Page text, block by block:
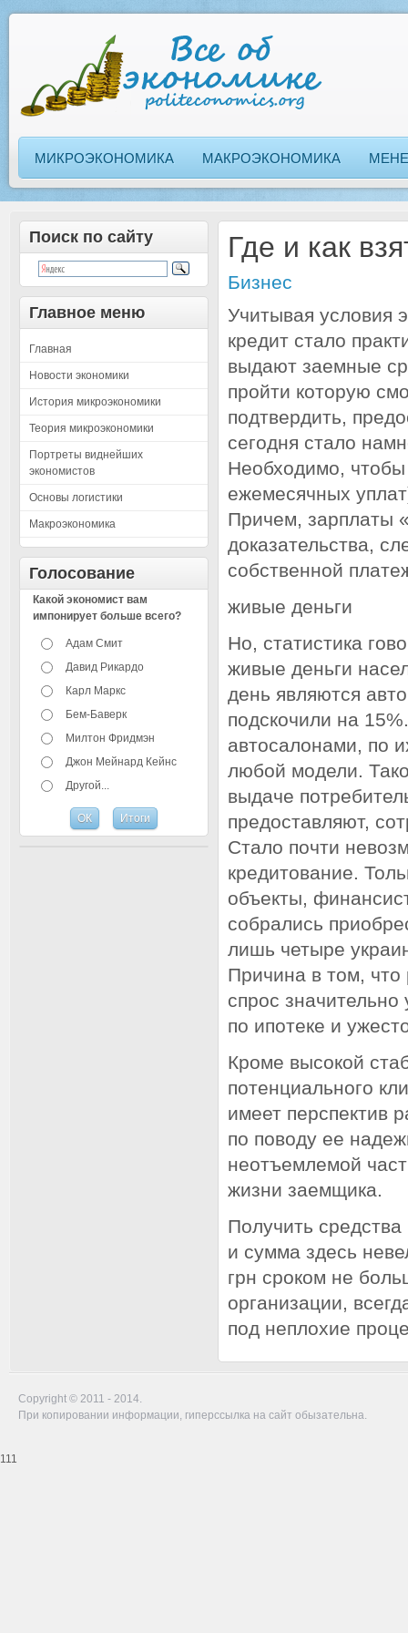
МИКРОЭКОНОМИКА МАКРОЭКОНОМИКА
Поиск по сайту
Главное меню
Главная
Новости экономики
История микроэкономики
Теория микроэкономики
Портреты виднейших
экономистов
Основы логистики
Макроэкономика
Голосование
Какой экономист вам
импонирует больше всего?
Адам Смит
Давид Рикардо
Карл Маркс
Бем-Баверк
Милтон Фридмэн
Джон Мейнард Кейнс
Другой...
Где и как
Бизнес
Учитывая условия
кредит стало
выдают заемные
пройти которую
подтвердить,
сегодня стало
Необходимо, чтобы
ежемесячных
Причем, зарплаты
доказательства,
собственной
живые деньги
Но, статистика
живые деньги
день являются
подскочили на
автосалонами, по
любой модели.
выдаче
предоставляют,
Стало почти
кредитование.
объекты,
собрались
лишь четыре
Причина в том, что
спрос
по ипотеке и
Кроме высокой
потенциального
имеет перспектив
по поводу ее
неотъемлемой
жизни заемщика.
Получить
и сумма здесь
грн сроком не
организации,
под неплохие
Copyright © 2011 - 2014.
При копировании информации, гиперссылка на сайт обызательна.
111